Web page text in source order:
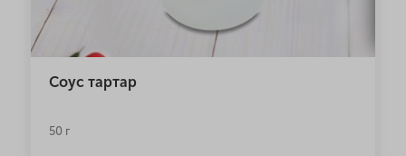
Соус тартар
50 г